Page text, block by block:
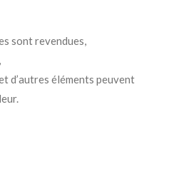
sont revendues,
d’autres éléments peuvent